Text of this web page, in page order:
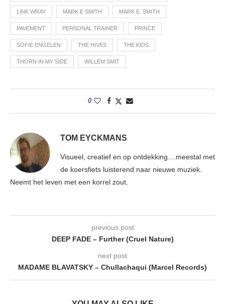
LINK WRAY MARK E SMITH MARK E. SMITH
PAVEMENT PERSONAL TRAINER PRINCE
SOFIE ENGELEN THE HIVES THE KIDS
THORN IN MY SIDE WILLEM SMIT
0
TOM EYCKMANS
Visueel, creatief en op ontdekking....meestal met
de koersfiets luisterend naar nieuwe muziek.
Neemt het leven met een korrel zout.
previous post
DEEP FADE – Further (Cruel Nature)
next post
MADAME BLAVATSKY – Chullachaqui (Marcel Records)